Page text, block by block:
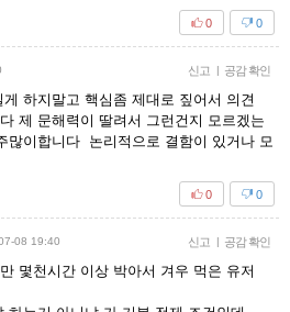
0
0
신고 | 공감 확인
게 하지말고 핵심좀 제대로 짚어서 의견
제 문해력이 딸려서 그런건지 모르겠는
많이합니다 논리적으로 결함이 있거나 모
0
0
08 19:40 신고 | 공감 확인
몇천시간 이상 박아서 겨우 먹은 유저